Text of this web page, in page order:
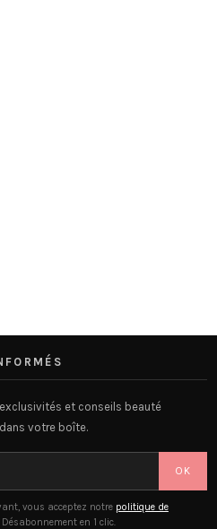
et conseils beauté
votre boîte.
OK
vous acceptez notre politique de
Désabonnement en 1 clic.